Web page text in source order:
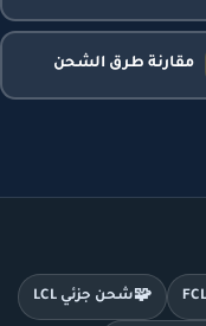
مقارنة طرق الشحن
🧩شحن جزئي LCL